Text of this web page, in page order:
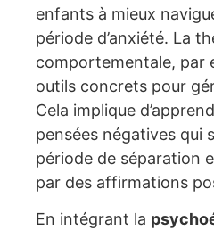
enfants à mieux
période d’anxiété. La
comportementale, par
outils concrets pour
Cela implique
pensées négatives qui
période de séparation
par des affirmations
En intégrant la